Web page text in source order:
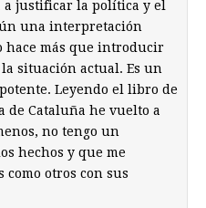
a justificar la política y el
una interpretación
hace más que introducir
situación actual. Es un
Leyendo el libro de
de Cataluña he vuelto a
no tengo un
hechos y que me
otros con sus